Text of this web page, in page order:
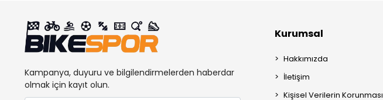
Kampanya, duyuru ve bilgilendirmelerden haberdar
olmak için kayıt olun.
Kurumsal
Hakkımızda
İletişim
Kişisel Verilerin Korunması